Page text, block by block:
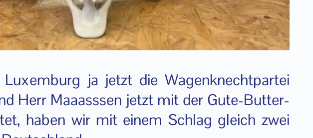
ja jetzt die Wagenknechtpartei
Herr Maaasssen jetzt mit der Gute-Butter-
haben wir mit einem Schlag gleich zwei